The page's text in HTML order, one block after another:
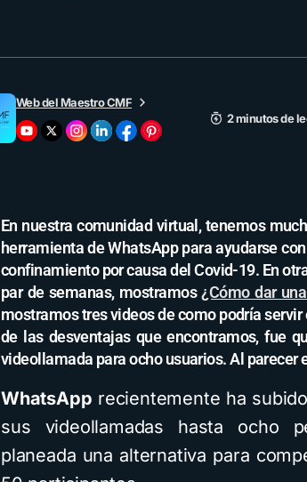
Web del Maestro CMF
2 minutos de
En nuestra comunidad virtual, tenemos
herramienta de WhatsApp para ayudarse
confinamiento por causa del Covid-19. En
par de semanas, mostramos¿Cómo dar
mostramos tres videos de como podría
de las desventajas que encontramos, fue
videollamada para ocho usuarios. Al parecer
WhatsApp recientemente ha
sus videollamadas hasta ocho
planeada una alternativa para